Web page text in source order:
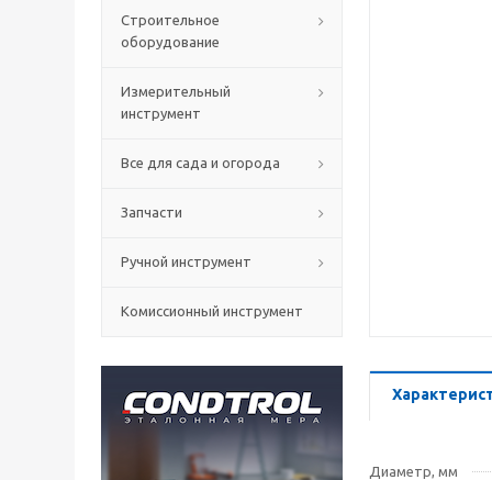
Строительное
оборудование
Измерительный
инструмент
Все для сада и огорода
Запчасти
Ручной инструмент
Комиссионный инструмент
Диаметр, мм